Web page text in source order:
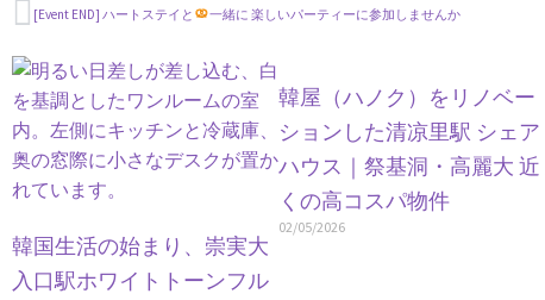
[Event END] ハートステイと 一緒に 楽しいパーティーに参加しませんか
韓国生活の始まり、崇実大
入口駅ホワイトトーンフル
韓屋（ハノク）をリノベー
ションした清凉里駅 シェア
ハウス｜祭基洞・高麗大 近
くの高コスパ物件
02/05/2026